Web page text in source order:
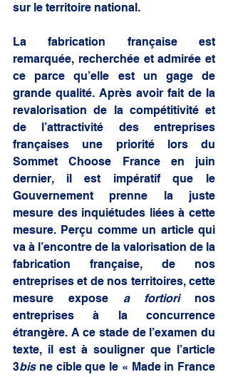
sur le territoire national.
La fabrication française est
remarquée, recherchée et admirée et
ce parce qu’elle est un gage de
grande qualité. Après avoir fait de la
revalorisation de la compétitivité et
de l’attractivité des entreprises
françaises une priorité lors du
Sommet Choose France en juin
dernier, il est impératif que le
Gouvernement prenne la juste
mesure des inquiétudes liées à cette
mesure. Perçu comme un article qui
va à l’encontre de la valorisation de la
fabrication française, de nos
entreprises et de nos territoires, cette
mesure expose a fortiori nos
entreprises à la concurrence
étrangère. A ce stade de l’examen du
texte, il est à souligner que l’article
3bis ne cible que le « Made in France